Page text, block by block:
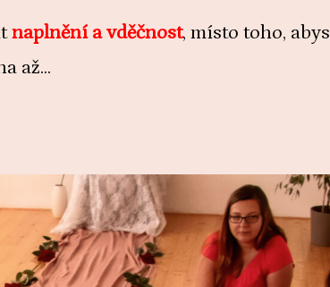
naplnění a vděčnost, místo toho, abys
až...